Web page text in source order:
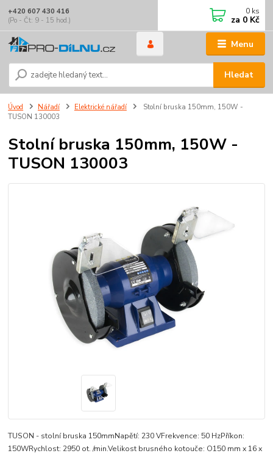
Menu
Hledat
+420 607 430 416
(Po - Čt: 9 - 15 hod.)
0 ks
za 0 Kč
Úvod Nářadí Elektrické nářadí
Stolní bruska 150mm, 150W -
TUSON 130003
Stolní bruska 150mm, 150W -
TUSON 130003
TUSON - stolní bruska 150mmNapětí: 230 VFrekvence: 50 HzPříkon:
150WRychlost: 2950 ot. /min.Velikost brusného kotouče: O150 mm x 16 x